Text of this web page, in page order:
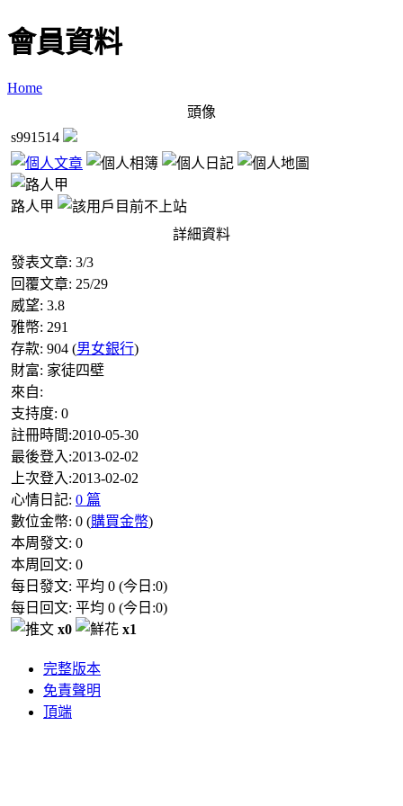
會員資料
Home
頭像
s991514
路人甲
詳細資料
發表文章: 3/3
回覆文章: 25/29
威望: 3.8
雅幣: 291
存款: 904 (男女銀行)
財富: 家徒四壁
來自:
支持度: 0
註冊時間:2010-05-30
最後登入:2013-02-02
上次登入:2013-02-02
心情日記: 0 篇
數位金幣: 0 (購買金幣)
本周發文: 0
本周回文: 0
每日發文: 平均 0 (今日:0)
每日回文: 平均 0 (今日:0)
x0
x1
完整版本
免責聲明
頂端